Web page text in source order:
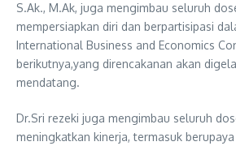
S.Ak., M.Ak, juga mengimbau seluruh
mempersiapkan diri dan berpartisipasi
International Business and Economics
berikutnya,yang direncakanan akan
mendatang.
Dr.Sri rezeki juga mengimbau seluruh
meningkatkan kinerja, termasuk